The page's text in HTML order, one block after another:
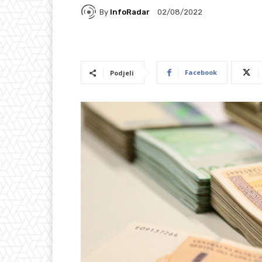
By InfoRadar 02/08/2022
Podjeli Facebook